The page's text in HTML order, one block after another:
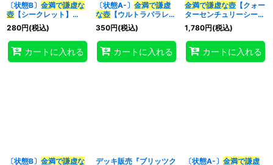
〔状態B〕 金満で謙虚な
壺 【シークレット】
{RC04-JP067}《魔
法》
280円(税込)
カートに入れる
〔状態A-〕 金満で謙虚
な壺【ウルトラパラレ
ル】{TBC1-JP011}《魔
法》
350円(税込)
カートに入れる
金満で謙虚な壺【クォー
ターセンチュリーシーク
レット】{RC04-
JP067}《魔法》
1,780円(税込)
カートに入れる
〔状態B〕 金満で謙虚な デッキ販売『ブリッツク 〔状態A-〕 金満で謙虚